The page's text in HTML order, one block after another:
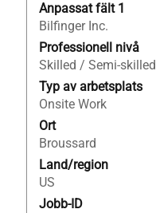
Anpassat fält 1
Bilfinger Inc.
Professionell nivå
Skilled / Semi-skilled
Typ av arbetsplats
Onsite Work
Ort
Broussard
Land/region
US
Jobb-ID
blankstegstangenten
för
att
visa
allt
innehåll
i
jobbeskrivningen.